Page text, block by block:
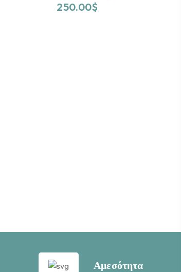
250.00$
Αμεσότητα